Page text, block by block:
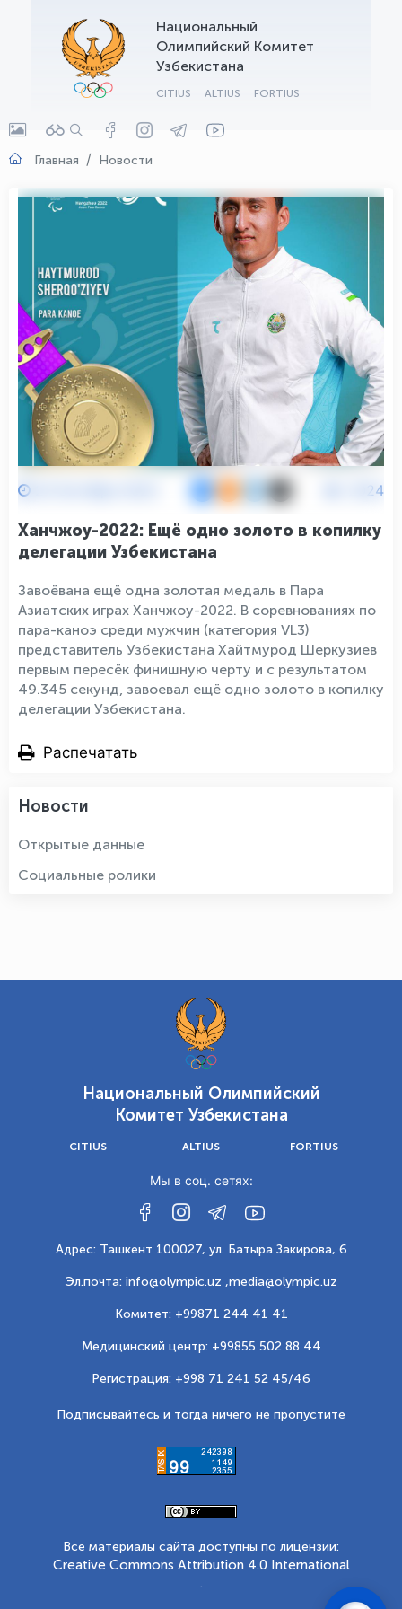
Национальный
Олимпийский Комитет
Узбекистана
CITIUS ALTIUS FORTIUS
Главная Новости
2024
Ханчжоу-2022: Ещё одно золото в копилку
делегации Узбекистана
Завоёвана ещё одна золотая медаль в Пара
Азиатских играх Ханчжоу-2022. В соревнованиях по
пара-каноэ среди мужчин (категория VL3)
представитель Узбекистана Хайтмурод Шеркузиев
первым пересёк финишную черту и с результатом
49.345 секунд, завоевал ещё одно золото в копилку
делегации Узбекистана.
Распечатать
Новости
Открытые данные
Социальные ролики
Национальный Олимпийский
Комитет Узбекистана
CITIUS ALTIUS FORTIUS
Мы в соц. сетях:
Адрес: Ташкент 100027, ул. Батыра Закирова, 6
Эл.почта: info@olympic.uz ,media@olympic.uz
Комитет: +99871 244 41 41
Медицинский центр: +99855 502 88 44
Регистрация: +998 71 241 52 45/46
Подписывайтесь и тогда ничего не пропустите
Все материалы сайта доступны по лицензии:
Creative Commons Attribution 4.0 International
.
OLYMPCHIK AI - yordamchi
Онлайн · olympic.uz